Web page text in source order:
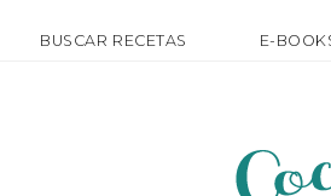
BUSCAR RECETAS E-